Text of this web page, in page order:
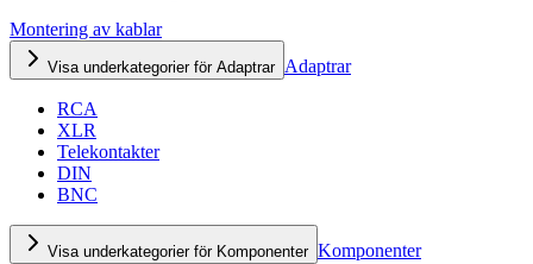
Montering av kablar
Visa underkategorier för Adaptrar Adaptrar
RCA
XLR
Telekontakter
DIN
BNC
Visa underkategorier för Komponenter Komponenter